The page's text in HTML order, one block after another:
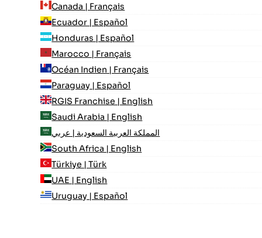
Canada | Français
Ecuador | Español
Honduras | Español
Marocco | Français
Océan Indien | Français
Paraguay | Español
RGIS Franchise | English
Saudi Arabia | English
المملكة العربية السعودية | عربي
South Africa | English
Türkiye | Türk
UAE | English
Uruguay | Español